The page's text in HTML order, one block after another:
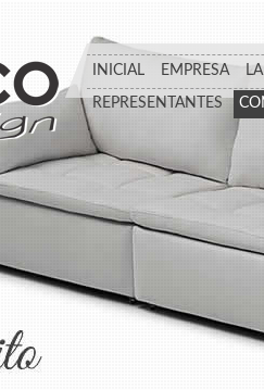
INICIAL EMPRESA
REPRESENTANTES